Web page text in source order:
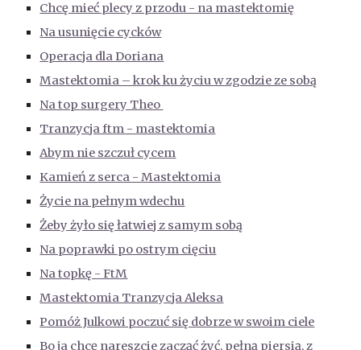
Chcę mieć plecy z przodu - na mastektomię
Na usunięcie cycków
Operacja dla Doriana
Mastektomia – krok ku życiu w zgodzie ze sobą
Na top surgery Theo
Tranzycja ftm - mastektomia
Abym nie szczuł cycem
Kamień z serca - Mastektomia
Życie na pełnym wdechu
Żeby żyło się łatwiej z samym sobą
Na poprawki po ostrym cięciu
Na topkę - FtM
Mastektomia Tranzycja Aleksa
Pomóż Julkowi poczuć się dobrze w swoim ciele
Bo ja chcę nareszcie zacząć żyć, pełną piersią, z